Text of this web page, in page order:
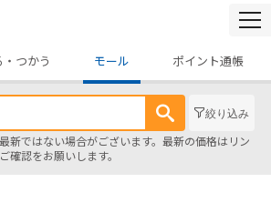
・つかう モール ポイント通帳
絞り込み
新ではない場合がございます。最新の価格はリン
確認をお願いします。